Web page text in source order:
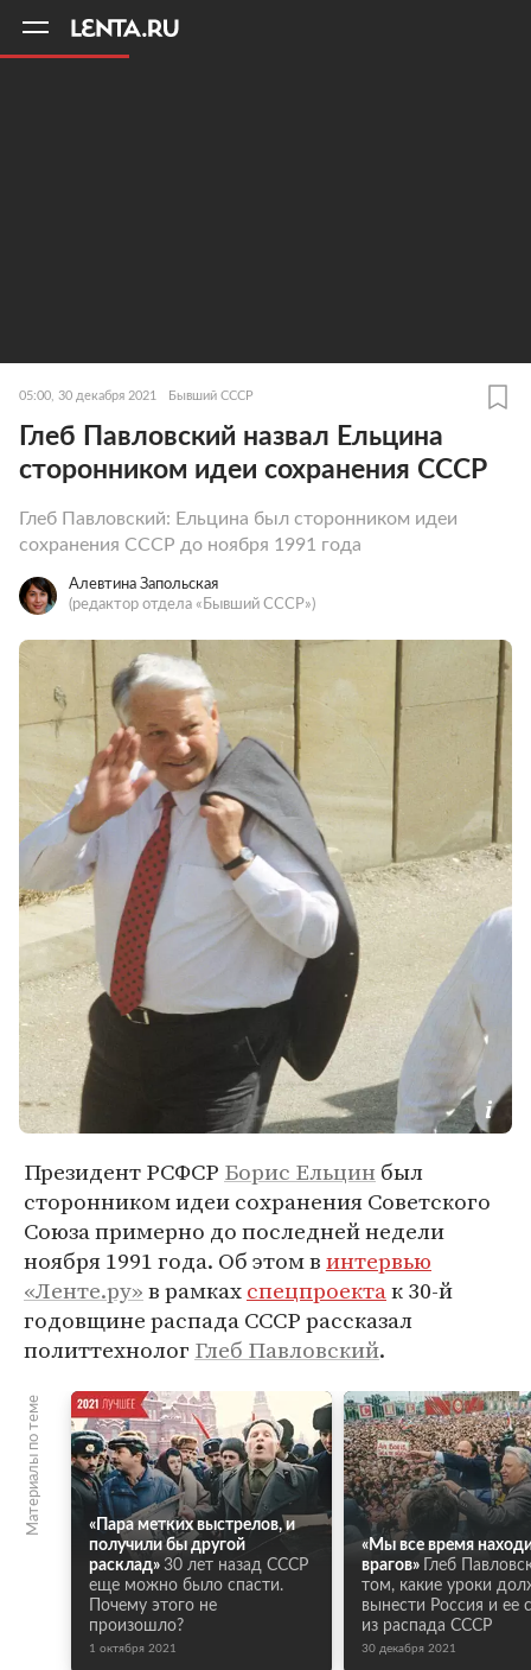
05:00, 30 декабря 2021 Бывший СССР
Глеб Павловский назвал Ельцина
сторонником идеи сохранения СССР
Глеб Павловский: Ельцина был сторонником идеи
сохранения СССР до ноября 1991 года
Алевтина Запольская
(редактор отдела «Бывший СССР»)
Президент РСФСР Борис Ельцин был
сторонником идеи сохранения Советского
Союза примерно до последней недели
ноября 1991 года. Об этом винтервью
«Ленте.ру»в рамкахспецпроектак 30-й
годовщине распада СССР рассказал
политтехнолог Глеб Павловский.
Материалы по теме
«Пара метких выстрелов, и
получили бы другой
расклад» 30 лет назад СССР
еще можно было спасти.
Почему этого не
произошло?
1 октября 2021
«Мы все время
врагов» Глеб
том, какие уроки
вынести Россия и ее
из распада СССР
30 декабря 2021